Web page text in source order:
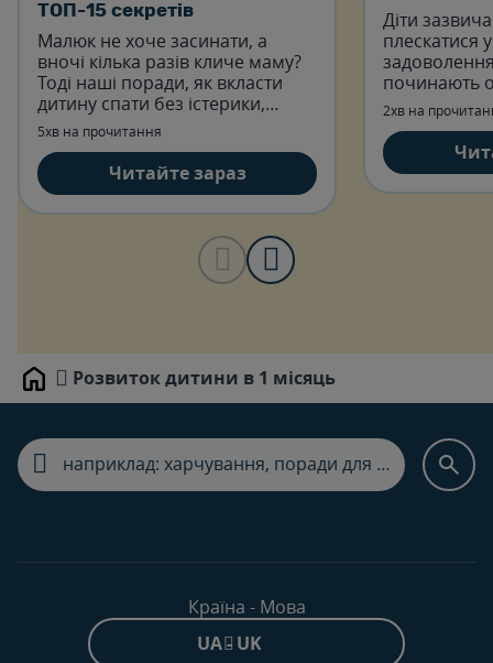
ТОП-15 секретів
Малюк не хоче засинати, а
вночі кілька разів кличе маму?
Тоді наші поради, як вкласти
дитину спати без істерики,
обов'язково стануть вам у
пригоді.
5хв на прочитання
Читайте зараз
Діти
плескатися
починають
моменту,
сидіти.
2хв на
Home Розвиток дитини в 1 місяць
Країна - Мова
UA - UK